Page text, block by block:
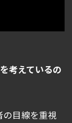
考えているの
の目線を重視